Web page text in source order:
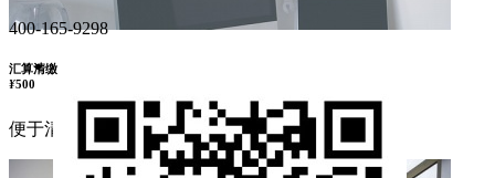
汇算清缴
¥500
便于清算
400-165-9298